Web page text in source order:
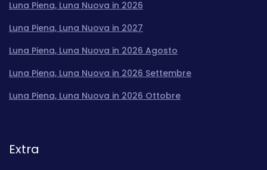
Luna Piena, Luna Nuova in 2026
Luna Piena, Luna Nuova in 2027
Luna Piena, Luna Nuova in 2026 Agosto
Luna Piena, Luna Nuova in 2026 Settembre
Luna Piena, Luna Nuova in 2026 Ottobre
Extra